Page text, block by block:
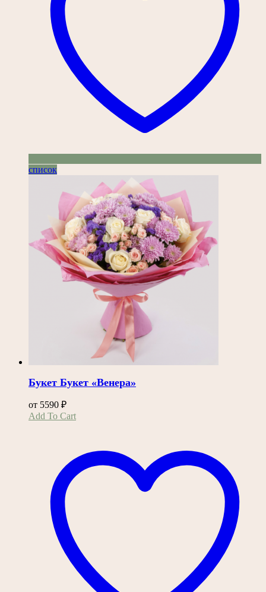
список
Букет Букет «Венера»
от 5590 ₽
Add To CartЭтот
вариаций.
Опции
можно